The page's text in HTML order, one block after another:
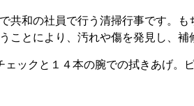
共和の社員で行う清掃行事です。
ことにより、汚れや傷を発見し、
ェックと１４本の腕での拭きあげ。